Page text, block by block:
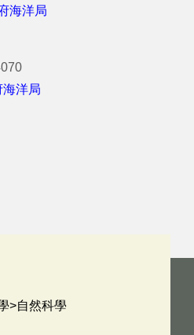
海洋局
洋局
>自然科學